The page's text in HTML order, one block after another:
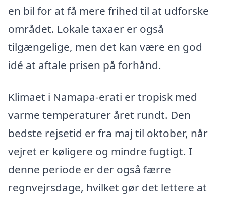
en bil for at få mere frihed til at udforske
området. Lokale taxaer er også
tilgængelige, men det kan være en god
idé at aftale prisen på forhånd.
Klimaet i Namapa-erati er tropisk med
varme temperaturer året rundt. Den
bedste rejsetid er fra maj til oktober, når
vejret er køligere og mindre fugtigt. I
denne periode er der også færre
regnvejrsdage, hvilket gør det lettere at